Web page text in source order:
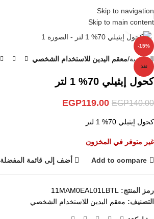
Skip to navigation
Skip to main content
-15%
نفذ
Click to enlarge
الرئيسية معقم اليدين للاستخدام الشخصي
كحول إيثيلي 70% 1 لتر
EGP140.00
EGP119.00
كحول إيثيلي 70% 1 لتر
غير متوفر في المخزون
Add to compare أضف إلى قائمة المفضلة
رمز المنتج: 11MAM0EAL01LBTL
التصنيف: معقم اليدين للاستخدام الشخصي